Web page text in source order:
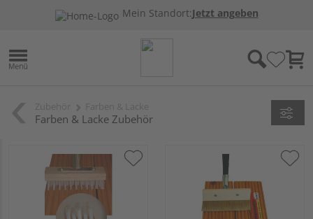
Mein Standort:Jetzt angeben
Farben & Lacke Zubehör